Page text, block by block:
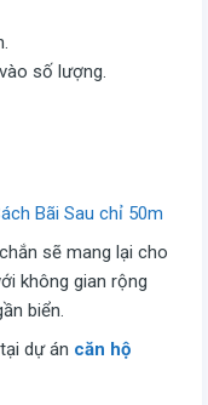
số lượng.
Bãi Sau chỉ 50m
sẽ mang lại cho
không gian rộng
biển.
dự án căn hộ